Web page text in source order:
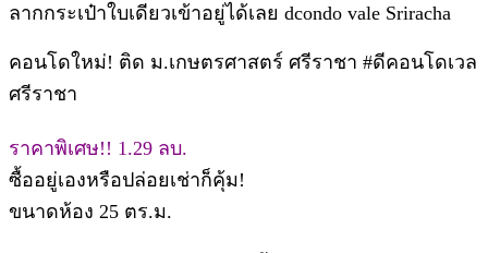
ลากกระเป๋าใบเดียวเข้าอยู่ได้เลย dcondo vale Sriracha
คอนโดใหม่! ติด ม.เกษตรศาสตร์ ศรีราชา #ดีคอนโดเวล
ศรีราชา
ราคาพิเศษ!! 1.29 ลบ.
ซื้ออยู่เองหรือปล่อยเช่าก็คุ้ม!
ขนาดห้อง 25 ตร.ม.